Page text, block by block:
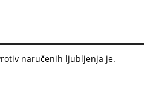
naručenih ljubljenja je.